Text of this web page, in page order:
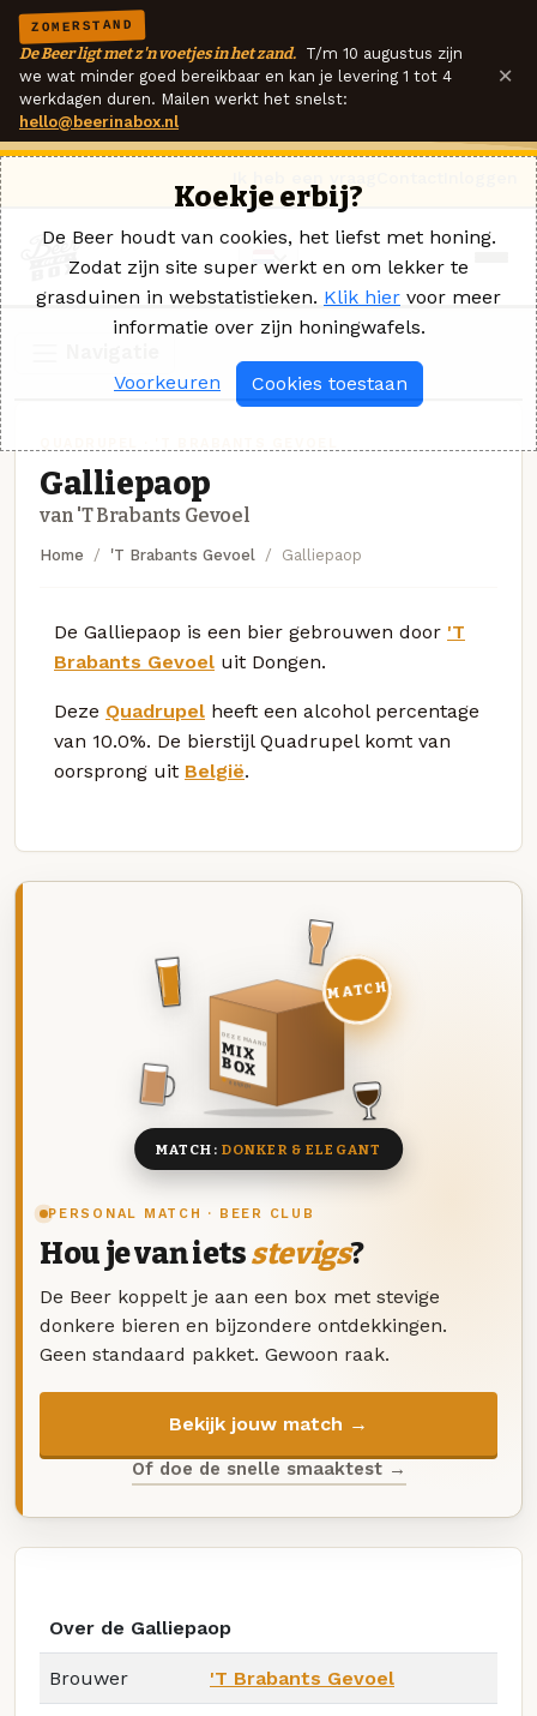
ZOMERSTAND
De Beer ligt met z'n voetjes in het zand. T/m 10 augustus zijn
we wat minder goed bereikbaar en kan je levering 1 tot 4
werkdagen duren. Mailen werkt het snelst:
hello@beerinabox.nl
×
Galliepaop
van 'T Brabants Gevoel
Home 'T Brabants Gevoel Galliepaop
De Galliepaop is een bier gebrouwen door 'T
Brabants Gevoel uit Dongen.
Deze Quadrupel heeft een alcohol percentage
van 10.0%. De bierstijl Quadrupel komt van
oorsprong uit België.
PERSONAL MATCH · BEER CLUB
Hou je van ietsstevigs?
De Beer koppelt je aan een box met stevige
donkere bieren en bijzondere ontdekkingen.
Geen standaard pakket. Gewoon raak.
Bekijk jouw match →
Of doe de snelle smaaktest →
DEZE MAAND
MIX
BOX
8 BIEREN
MATCH
MATCH: DONKER & ELEGANT
Over de Galliepaop
Brouwer 'T Brabants Gevoel
Koekje erbij?
De Beer houdt van cookies, het liefst met honing.
Zodat zijn site super werkt en om lekker te
grasduinen in webstatistieken. Klik hier voor meer
informatie over zijn honingwafels.
Voorkeuren Cookies toestaan